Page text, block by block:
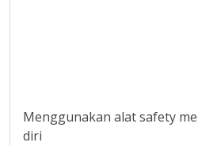
Menggunakan alat safety
diri